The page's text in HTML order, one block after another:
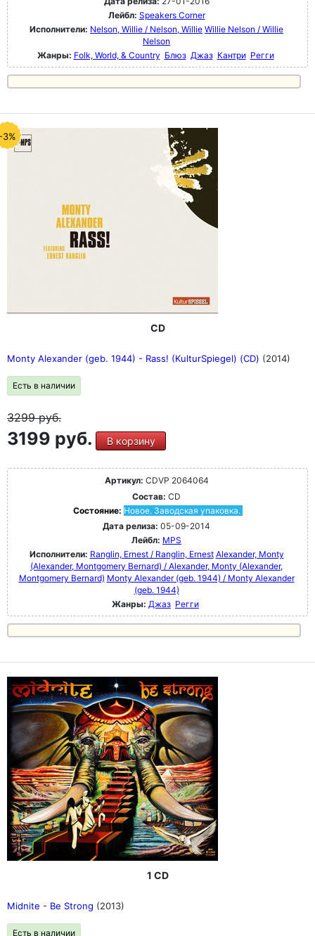
Лейбл: Speakers Corner
Исполнители: Nelson, Willie / Nelson, Willie Willie Nelson / Willie
Nelson
Жанры: Folk, World, & Country Блюз Джаз Кантри Регги
3%
CD
Monty Alexander (geb. 1944) - Rass! (KulturSpiegel) (CD) (2014)
Есть в наличии
3299руб.
3199 руб. В корзину
Артикул: CDVP 2064064
Состав: CD
Состояние: Новое. Заводская упаковка.
Дата релиза: 05-09-2014
Лейбл: MPS
Исполнители: Ranglin, Ernest / Ranglin, Ernest Alexander, Monty
(Alexander, Montgomery Bernard) / Alexander, Monty (Alexander,
Montgomery Bernard) Monty Alexander (geb. 1944) / Monty Alexander
(geb. 1944)
Жанры: Джаз Регги
1 CD
Midnite - Be Strong (2013)
Есть в наличии